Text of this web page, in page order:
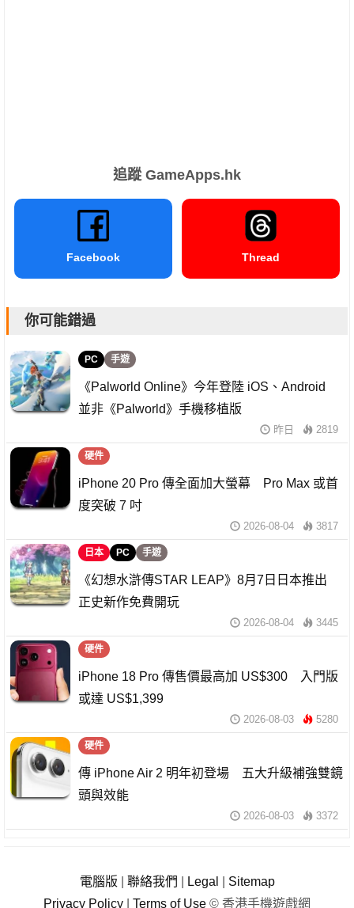
追蹤 GameApps.hk
Facebook Thread
你可能錯過
PC 手遊
《Palworld Online》今年登陸 iOS、Android
並非《Palworld》手機移植版
昨日 2819
硬件
iPhone 20 Pro 傳全面加大螢幕 Pro Max 或首
度突破 7 吋
2026-08-04 3817
日本 PC 手遊
《幻想水滸傳STAR LEAP》8月7日日本推出
正史新作免費開玩
2026-08-04 3445
硬件
iPhone 18 Pro 傳售價最高加 US$300 入門版
或達 US$1,399
2026-08-03 5280
硬件
傳 iPhone Air 2 明年初登場 五大升級補強雙鏡
頭與效能
2026-08-03 3372
電腦版 聯絡我們 Legal
Sitemap
Privacy Policy
Terms of Use © 香港手機遊戲網